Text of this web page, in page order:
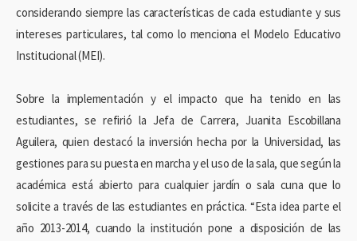
considerando siempre las características de cada estudiante y sus
intereses particulares, tal como lo menciona el Modelo Educativo
Institucional (MEI).
Sobre la implementación y el impacto que ha tenido en las
estudiantes, se refirió la Jefa de Carrera, Juanita Escobillana
Aguilera, quien destacó la inversión hecha por la Universidad, las
gestiones para su puesta en marcha y el uso de la sala, que según la
académica está abierto para cualquier jardín o sala cuna que lo
solicite a través de las estudiantes en práctica. “Esta idea parte el
año 2013-2014, cuando la institución pone a disposición de las